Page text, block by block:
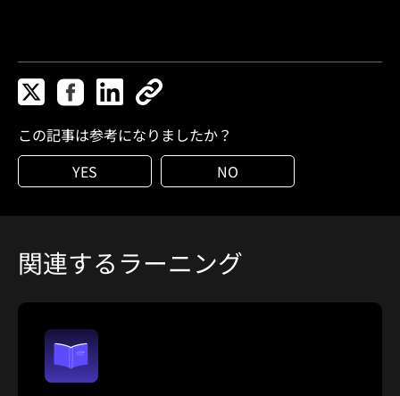
この記事は参考になりましたか？
YES
NO
関連するラーニング